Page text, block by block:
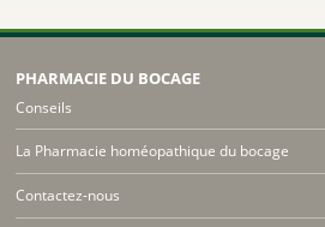
PHARMACIE DU BOCAGE
Conseils
La Pharmacie homéopathique du bocage
Contactez-nous